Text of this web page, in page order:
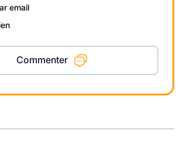
email
Commenter